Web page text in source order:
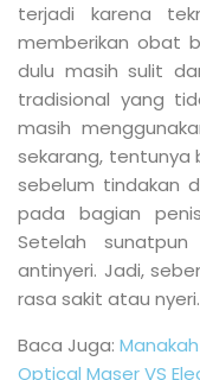
terjadi karena
memberikan obat
dulu masih sulit
tradisional yang
masih
sekarang, tentunya
sebelum tindakan
pada bagian
Setelah
antinyeri. Jadi,
rasa sakit atau nyeri.
Baca Juga:
Optical Maser VS